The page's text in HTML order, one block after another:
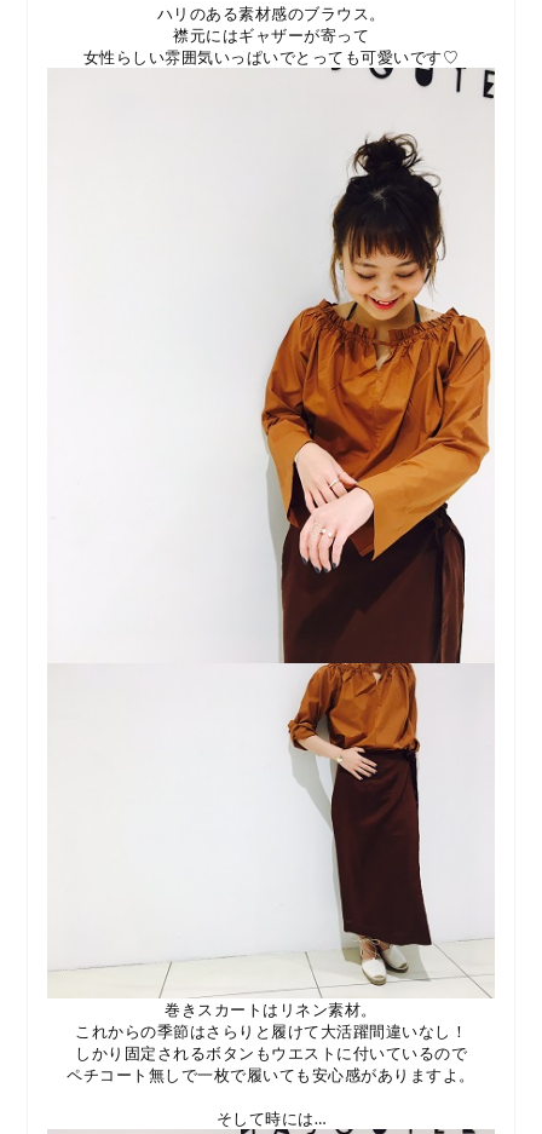
ハリのある素材感のブラウス。
襟元にはギャザーが寄って
女性らしい雰囲気いっぱいでとっても可愛いです♡
巻きスカートはリネン素材。
これからの季節はさらりと履けて大活躍間違いなし！
しかり固定されるボタンもウエストに付いているので
ペチコート無しで一枚で履いても安心感がありますよ。
そして時には…